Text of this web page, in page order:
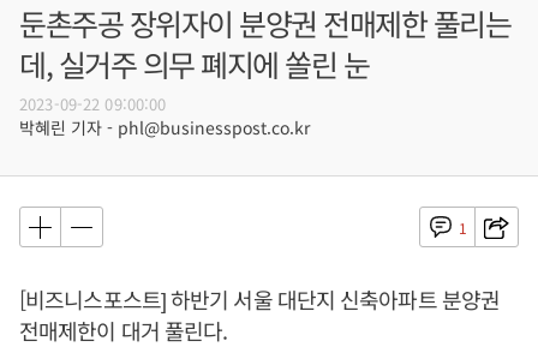
둔촌주공 장위자이 분양권 전매제한 풀리는
데, 실거주 의무 폐지에 쏠린 눈
2023-09-22 09:00:00
박혜린 기자 - phl@businesspost.co.kr
1
[비즈니스포스트] 하반기 서울 대단지 신축아파트 분양권
전매제한이 대거 풀린다.